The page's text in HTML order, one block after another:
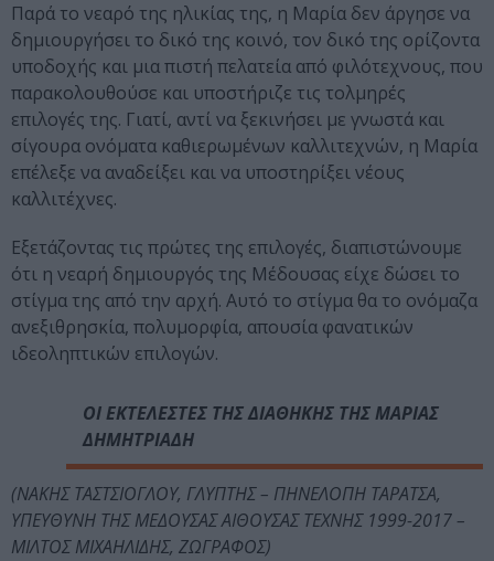
Παρά το νεαρό της ηλικίας της, η Μαρία δεν άργησε να
δημιουργήσει το δικό της κοινό, τον δικό της ορίζοντα
υποδοχής και μια πιστή πελατεία από φιλότεχνους, που
παρακολουθούσε και υποστήριζε τις τολμηρές
επιλογές της. Γιατί, αντί να ξεκινήσει με γνωστά και
σίγουρα ονόματα καθιερωμένων καλλιτεχνών, η Μαρία
επέλεξε να αναδείξει και να υποστηρίξει νέους
καλλιτέχνες.
Εξετάζοντας τις πρώτες της επιλογές, διαπιστώνουμε
ότι η νεαρή δημιουργός της Μέδουσας είχε δώσει το
στίγμα της από την αρχή. Αυτό το στίγμα θα το ονόμαζα
ανεξιθρησκία, πολυμορφία, απουσία φανατικών
ιδεοληπτικών επιλογών.
ΟΙ ΕΚΤΕΛΕΣΤΕΣ ΤΗΣ ΔΙΑΘΗΚΗΣ ΤΗΣ ΜΑΡΙΑΣ
ΔΗΜΗΤΡΙΑΔΗ
(ΝΑΚΗΣ ΤΑΣΤΣΙΟΓΛΟΥ, ΓΛΥΠΤΗΣ – ΠΗΝΕΛΟΠΗ ΤΑΡΑΤΣΑ,
ΥΠΕΥΘΥΝΗ ΤΗΣ ΜΕΔΟΥΣΑΣ ΑΙΘΟΥΣΑΣ ΤΕΧΝΗΣ 1999-2017 –
ΜΙΛΤΟΣ ΜΙΧΑΗΛΙΔΗΣ, ΖΩΓΡΑΦΟΣ)